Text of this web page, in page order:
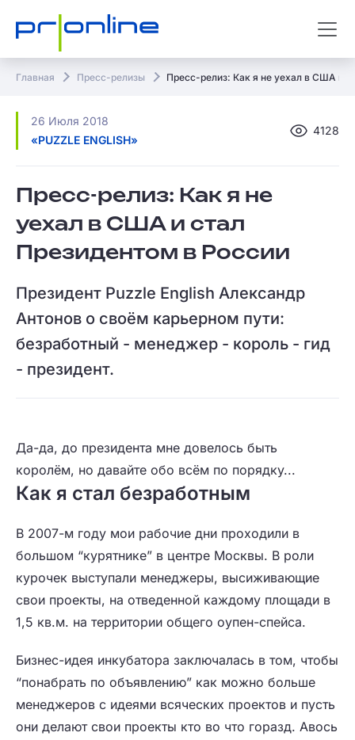
Главная Пресс-релизы Пресс-релиз: Как я не уехал в США и
26 Июля 2018
«PUZZLE ENGLISH»
4128
Пресс-релиз: Как я не
уехал в США и стал
Президентом в России
Президент Puzzle English Александр
Антонов о своём карьерном пути:
безработный - менеджер - король - гид
- президент.
Да-да, до президента мне довелось быть
королём, но давайте обо всём по порядку...
Как я стал безработным
В 2007-м году мои рабочие дни проходили в
большом “курятнике” в центре Москвы. В роли
курочек выступали менеджеры, высиживающие
свои проекты, на отведенной каждому площади в
1,5 кв.м. на территории общего оупен-спейса.
Бизнес-идея инкубатора заключалась в том, чтобы
“понабрать по объявлению” как можно больше
менеджеров с идеями всяческих проектов и пусть
они делают свои проекты кто во что горазд. Авось